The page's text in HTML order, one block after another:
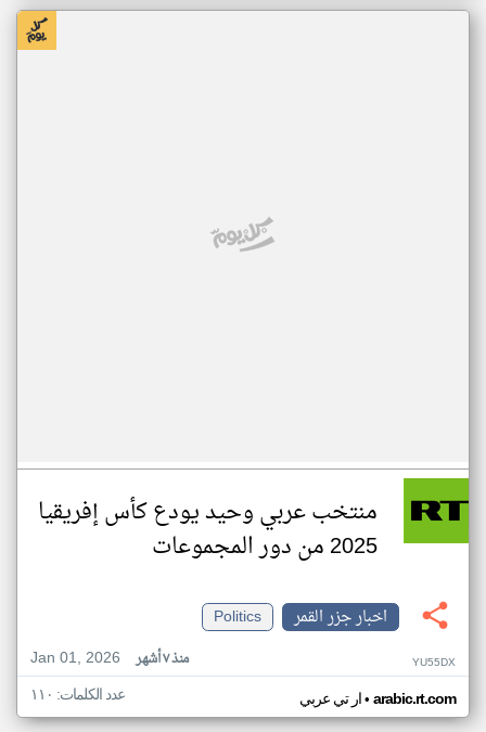
منتخب عربي وحيد يودع كأس إفريقيا
2025 من دور المجموعات
اخبار جزر القمر
Politics
Jan 01, 2026
منذ ٧ أشهر YU55DX
ار تي عربي• arabic.rt.com عدد الكلمات: ١١٠